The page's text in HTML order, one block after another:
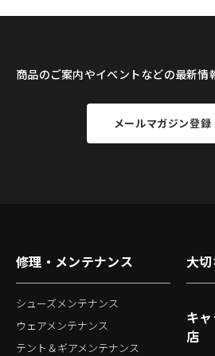
商品のご案内やイベントなどの最新情
メールマガジン登録
修理・メンテナンス
シューズメンテナンス
ウェアメンテナンス
テント＆ギアメンテナンス
大
キ
店